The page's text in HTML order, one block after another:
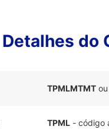
Detalhes do
TPMLMTMT ou
TPML - código